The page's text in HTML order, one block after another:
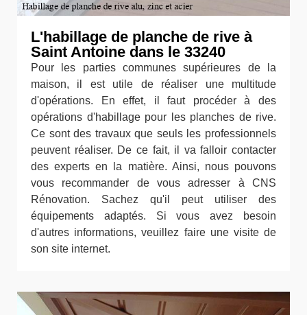
L'habillage de planche de rive à
Saint Antoine dans le 33240
Pour les parties communes supérieures de la
maison, il est utile de réaliser une multitude
d'opérations. En effet, il faut procéder à des
opérations d'habillage pour les planches de rive.
Ce sont des travaux que seuls les professionnels
peuvent réaliser. De ce fait, il va falloir contacter
des experts en la matière. Ainsi, nous pouvons
vous recommander de vous adresser à CNS
Rénovation. Sachez qu'il peut utiliser des
équipements adaptés. Si vous avez besoin
d'autres informations, veuillez faire une visite de
son site internet.